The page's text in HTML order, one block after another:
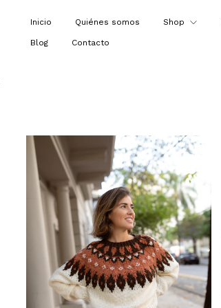
Inicio Quiénes somos Shop
Blog Contacto